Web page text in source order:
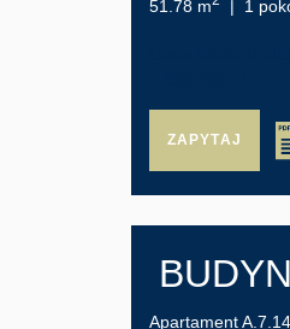
51.78 m
| 1
ZAPYTAJ
Apartament A.7.14